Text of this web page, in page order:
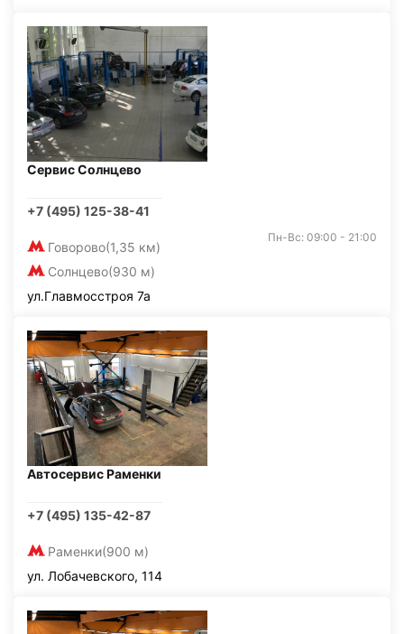
Сервис Солнцево
+7 (495) 125-38-41
Говорово(1,35 км)
Солнцево(930 м)
Пн-Вс: 09:00 - 21:00
ул.Главмосстроя 7а
Автосервис Раменки
+7 (495) 135-42-87
Раменки(900 м)
ул. Лобачевского, 114